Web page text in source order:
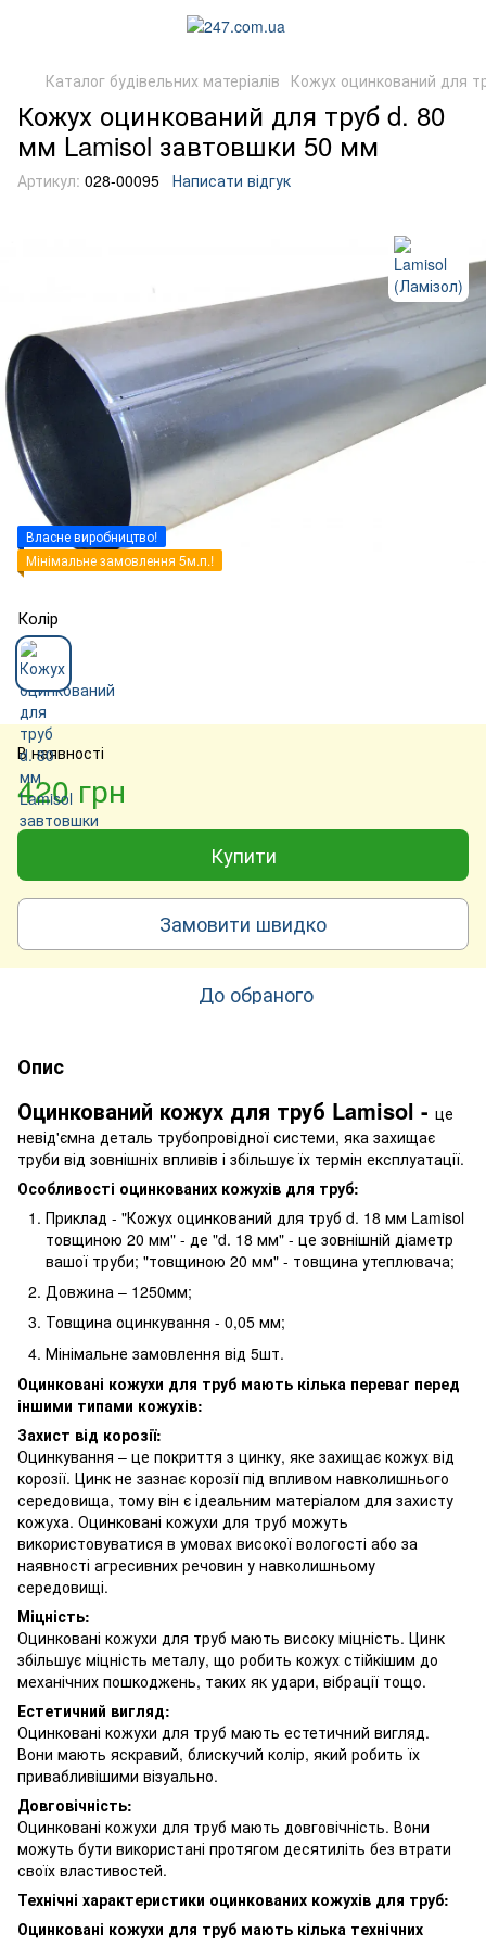
Каталог будівельних матеріалів Кожух оцинкований для
Кожух оцинкований для труб d. 80
мм Lamisol завтовшки 50 мм
Артикул: 028-00095 Написати відгук
Власне виробництво!
Мінімальне замовлення 5м.п.!
Колір
В наявності
420 грн
Купити
Замовити швидко
До обраного
Опис
Оцинкований кожух для труб Lamisol - це
невід'ємна деталь трубопровідної системи, яка захищає
труби від зовнішніх впливів і збільшує їх термін експлуатації.
Особливості оцинкованих кожухів для труб:
Приклад - "Кожух оцинкований для труб d. 18 мм Lamisol
товщиною 20 мм" - де "d. 18 мм" - це зовнішній діаметр
вашої труби; "товщиною 20 мм" - товщина утеплювача;
Довжина – 1250мм;
Товщина оцинкування - 0,05 мм;
Мінімальне замовлення від 5шт.
Оцинковані кожухи для труб мають кілька переваг перед
іншими типами кожухів:
Захист від корозії:
Оцинкування – це покриття з цинку, яке захищає кожух від
корозії. Цинк не зазнає корозії під впливом навколишнього
середовища, тому він є ідеальним матеріалом для захисту
кожуха. Оцинковані кожухи для труб можуть
використовуватися в умовах високої вологості або за
наявності агресивних речовин у навколишньому
середовищі.
Міцність:
Оцинковані кожухи для труб мають високу міцність. Цинк
збільшує міцність металу, що робить кожух стійкішим до
механічних пошкоджень, таких як удари, вібрації тощо.
Естетичний вигляд:
Оцинковані кожухи для труб мають естетичний вигляд.
Вони мають яскравий, блискучий колір, який робить їх
привабливішими візуально.
Довговічність:
Оцинковані кожухи для труб мають довговічність. Вони
можуть бути використані протягом десятиліть без втрати
своїх властивостей.
Технічні характеристики оцинкованих кожухів для труб:
Оцинковані кожухи для труб мають кілька технічних